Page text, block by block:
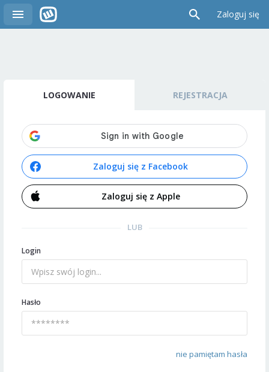
Zaloguj się
LOGOWANIE REJESTRACJA
Zaloguj się z Facebook
Zaloguj się z Apple
LUB
Login
Hasło
nie pamiętam hasła